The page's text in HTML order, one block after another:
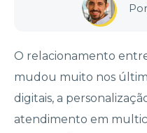
Por
O relacionamento
mudou muito nos
digitais, a
atendimento em